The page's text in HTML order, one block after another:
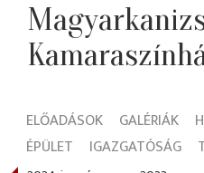
ELŐADÁSOK GALÉRIÁK
ÉPÜLET
IGAZGATÓSÁG